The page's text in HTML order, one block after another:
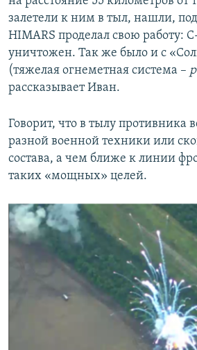
залетели к ним в тыл, нашли,
HIMARS проделал свою работу:
уничтожен. Так же было и с
(тяжелая огнеметная система –
рассказывает Иван.
Говорит, что в тылу противника
разной военной техники или
состава, а чем ближе к линии
таких «мощных» целей.